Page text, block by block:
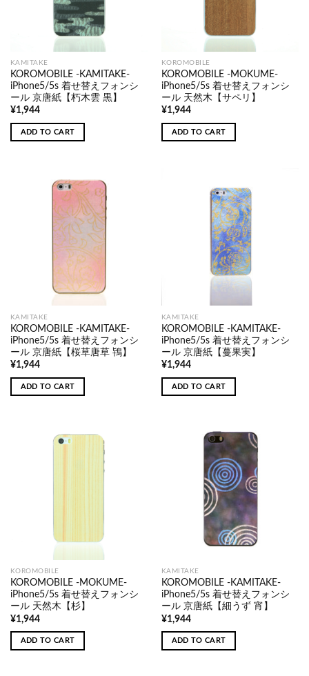
KAMITAKE
KOROMOBILE -KAMITAKE-
iPhone5/5s 着せ替えフォンシ
ール 京唐紙【朽木雲 黒】
¥1,944
ADD TO CART
KOROMOBILE
KOROMOBILE -MOKUME-
iPhone5/5s 着せ替えフォンシ
ール 天然木【サペリ】
¥1,944
ADD TO CART
KAMITAKE
KOROMOBILE -KAMITAKE-
iPhone5/5s 着せ替えフォンシ
ール 京唐紙【桜草唐草 鴇】
¥1,944
ADD TO CART
KAMITAKE
KOROMOBILE -KAMITAKE-
iPhone5/5s 着せ替えフォンシ
ール 京唐紙【蔓果実】
¥1,944
ADD TO CART
KOROMOBILE
KOROMOBILE -MOKUME-
iPhone5/5s 着せ替えフォンシ
ール 天然木【杉】
¥1,944
ADD TO CART
KAMITAKE
KOROMOBILE -KAMITAKE-
iPhone5/5s 着せ替えフォンシ
ール 京唐紙【細うず 宵】
¥1,944
ADD TO CART